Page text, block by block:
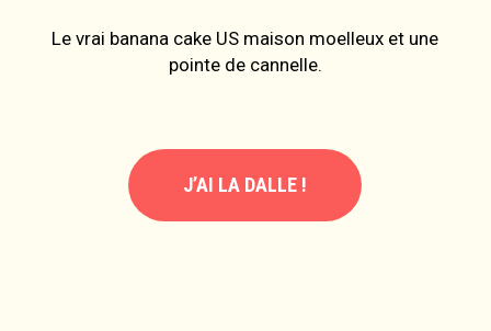
Le vrai banana cake US maison moelleux et une
pointe de cannelle.
J’AI LA DALLE !